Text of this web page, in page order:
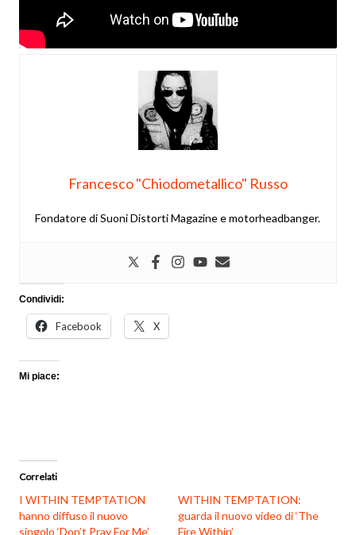
Francesco "Chiodometallico" Russo
Fondatore di Suoni Distorti Magazine e motorheadbanger.
Condividi:
Facebook X
Mi piace:
Correlati
I WITHIN TEMPTATION
hanno diffuso il nuovo
singolo ‘Don’t Pray For Me’
WITHIN TEMPTATION:
guarda il nuovo video di ‘The
Fire Within’